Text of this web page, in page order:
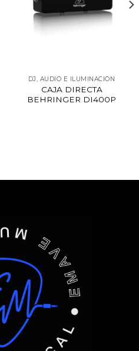
DJ, AUDIO E ILUMINACIÓN
CAJA DIRECTA
BEHRINGER DI400P